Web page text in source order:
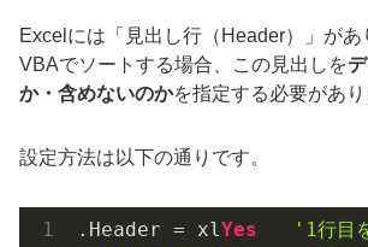
Excelには「見出し行（Header）」があ
VBAでソートする場合、この見出しを
か・含めないのかを指定する必要があり
設定方法は以下の通りです。
.Header = xlYes
'1行目